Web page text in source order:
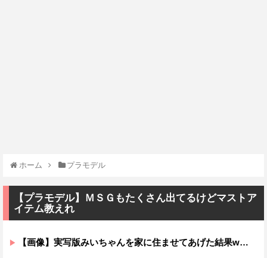
ホーム プラモデル
【プラモデル】ＭＳＧもたくさん出てるけどマストア
イテム教えれ
【画像】実写版みいちゃんを家に住ませてあげた結果wwwwwwww